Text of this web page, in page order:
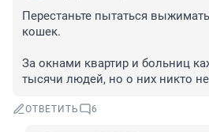
Перестаньте пытаться
кошек.
За окнами квартир и больниц
тысячи людей, но о них никто
ОТВЕТИТЬ 6